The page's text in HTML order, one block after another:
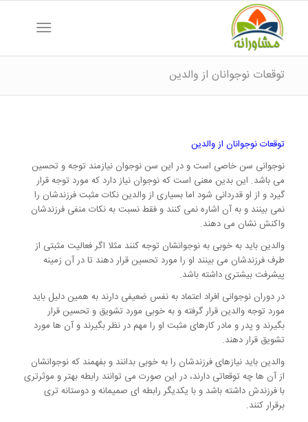
توقعات نوجوانان از والدین
توقعات نوجوانان از والدین
نوجوانی سن خاصی است و در این سن نوجوان نیازمند توجه و تحسین
می باشد. این بدین معنی است که نوجوان نیاز دارد که مورد توجه قرار
گیرد و از او قدردانی شود اما بسیاری از والدین نکات مثبت فرزندشان را
نمی بینند و به آن اشاره نمی کنند و فقط نسبت به نکات منفی فرزندشان
واکنش نشان می دهند.
والدین باید به خوبی به نوجوانشان توجه کنند مثلا اگر فعالیت مثبتی از
طرف فرزندشان می بینند او را مورد تحسین قرار دهند تا در آن زمینه
پیشرفت بیشتری داشته باشد.
در دوران نوجوانی افراد اعتماد به نفس ضعیفی دارند به همین دلیل باید
مورد توجه والدین قرار گرفته و به خوبی مورد تشویق و تحسین قرار
بگیرند و پدر و مادر کارهای مثبت او را مهم در نظر بگیرند و آن ها مورد
تشویق قرار دهند.
والدین باید نیازهای فرزندشان را به خوبی بدانند و بفهمند که نوجوانشان
از آن ها چه توقعاتی دارند، در این صورت می توانند رابطه بهتر و موثرتری
با فرزندش داشته باشد و با یکدیگر رابطه ای صمیمانه و دوستانه تری
برقرار کنند.